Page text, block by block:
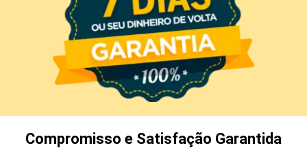
Compromisso e Satisfação Garantida